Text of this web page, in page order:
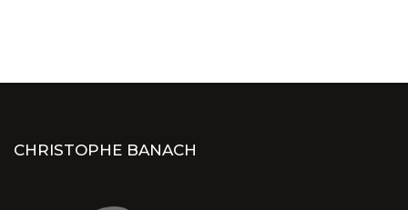
CHRISTOPHE BANACH